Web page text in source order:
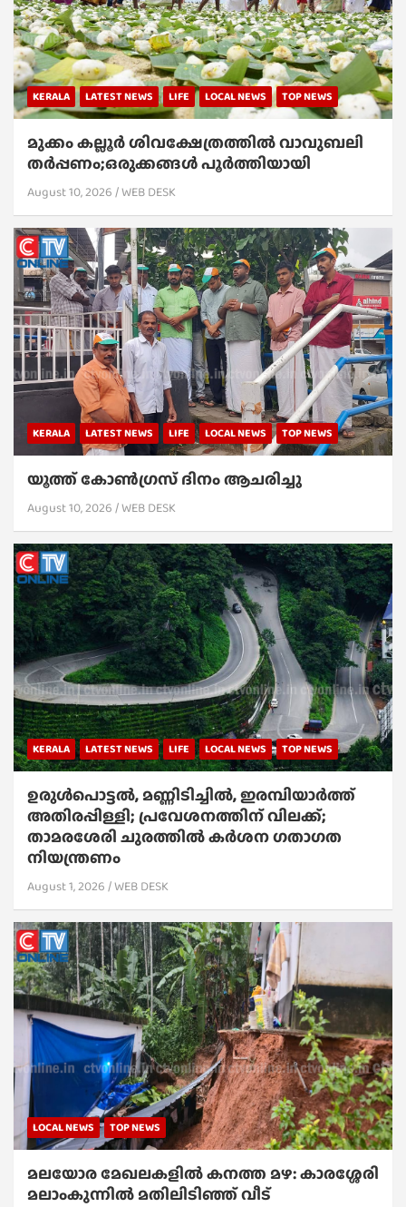
KERALA LATEST NEWS LIFE LOCAL NEWS TOP NEWS
മുക്കം കല്ലൂർ ശിവക്ഷേത്രത്തിൽ വാവുബലി
തർപ്പണം;ഒരുക്കങ്ങൾ പൂർത്തിയായി
August 10, 2026 WEB DESK
KERALA LATEST NEWS LIFE LOCAL NEWS TOP NEWS
യൂത്ത് കോൺഗ്രസ് ദിനം ആചരിച്ചു
August 10, 2026 WEB DESK
KERALA LATEST NEWS LIFE LOCAL NEWS TOP NEWS
ഉരുൾപൊട്ടൽ, മണ്ണിടിച്ചിൽ, ഇരമ്പിയാര്‍ത്ത്
അതിരപ്പിള്ളി; പ്രവേശനത്തിന് വിലക്ക്;
താമരശേരി ചുരത്തില്‍ കര്‍ശന ഗതാഗത
നിയന്ത്രണം
August 1, 2026 WEB DESK
LOCAL NEWS TOP NEWS
മലയോര മേഖലകളിൽ കനത്ത മഴ: കാരശ്ശേരി
മലാംകുന്നിൽ മതിലിടിഞ്ഞ് വീട്